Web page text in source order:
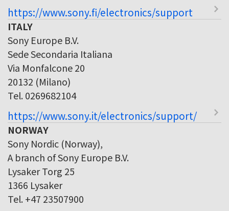
https://www.sony.fi/electronics/support
ITALY
Sony Europe B.V.
Sede Secondaria Italiana
Via Monfalcone 20
20132 (Milano)
Tel. 0269682104
https://www.sony.it/electronics/support/
NORWAY
Sony Nordic (Norway),
A branch of Sony Europe B.V.
Lysaker Torg 25
1366 Lysaker
Tel. +47 23507900